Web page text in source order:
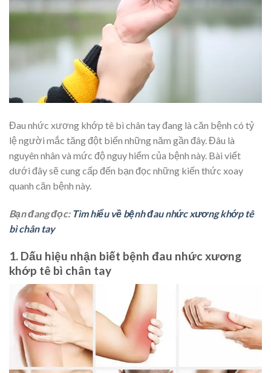
Đau nhức xương khớp tê bì chân tay đang là căn bệnh có tỷ
lệ người mắc tăng đột biến những năm gần đây. Đâu là
nguyên nhân và mức độ nguy hiểm của bệnh này. Bài viết
dưới đây sẽ cung cấp đến bạn đọc những kiến thức xoay
quanh căn bệnh này.
Bạn đang đọc: Tìm hiểu về bệnh đau nhức xương khớp tê
bì chân tay
1. Dấu hiệu nhận biết bệnh đau nhức xương
khớp tê bì chân tay